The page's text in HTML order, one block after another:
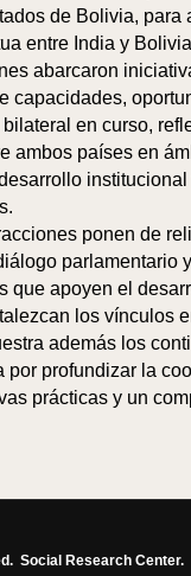
de Bolivia, para
entre India y
abarcaron
capacidades,
en curso,
ambos países en
ponen de
parlamentario
que apoyen el
los vínculos
además los
por profundizar la
prácticas y un
Social Research Center.